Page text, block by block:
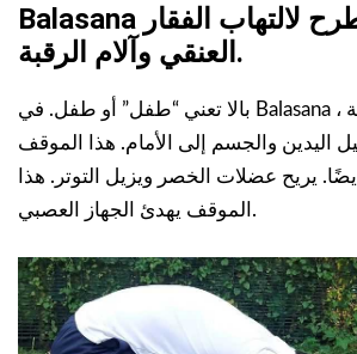
Balasana أو الطفل يطرح لالتهاب الفقار
العنقي وآلام الرقبة.
بالا تعني “طفل” أو طفل. في Balasana ، نتخذ وضعية الصاعقة
اليدين والجسم إلى الأمام. هذا الموقف
يريح عضلات الخصر ويزيل التوتر. هذا
الموقف يهدئ الجهاز العصبي.